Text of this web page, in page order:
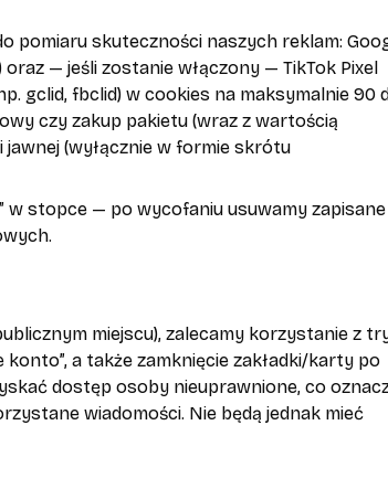
pomiaru skuteczności naszych reklam:
— jeśli zostanie włączony — TikTok Pixel
gclid, fbclid) w cookies na maksymalnie 90
czy zakup pakietu (wraz z wartością
(wyłącznie w formie skrótu
w stopce — po wycofaniu usuwamy zapisane
miejscu), zalecamy korzystanie z
a także zamknięcie zakładki/karty po
dostęp osoby nieuprawnione, co
wiadomości. Nie będą jednak mieć